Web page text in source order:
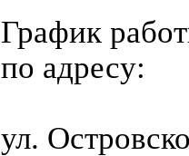
График
по адресу:
ул.